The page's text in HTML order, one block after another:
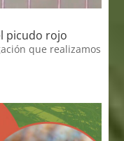
picudo rojo
que realizamos